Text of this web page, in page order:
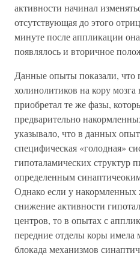
активности начинал
отсутствующая до этого
минуте после аппликации
появлялось и вторичное
Данные опыты показали, что
холинолитиков на кору
приобретал те же фазы,
предварительно
указывало, что в данных
специфическая «голодная»
гипоталамических структур
определенным
Однако если у
снижение активности
центров, то в опытах с
передние отделы коры имела
блокада механизмов